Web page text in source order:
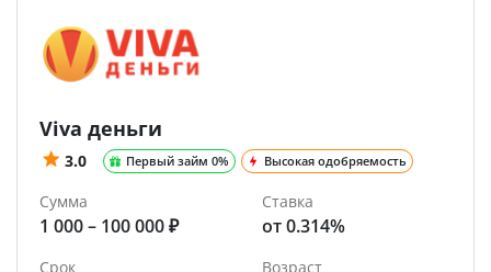
Viva деньги
3.0 Первый займ 0% Высокая одобряемость
Сумма
1 000 – 100 000 ₽
Ставка
от 0.314%
Срок Возраст